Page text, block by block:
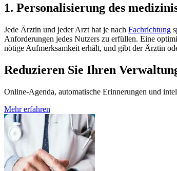
1. Personalisierung des
Jede Ärztin und jeder Arzt hat je nach Fachrichtung
Anforderungen jedes Nutzers zu erfüllen. Eine
nötige Aufmerksamkeit erhält, und gibt der Ärztin
Reduzieren Sie Ihren
Online-Agenda, automatische Erinnerungen und
Mehr erfahren